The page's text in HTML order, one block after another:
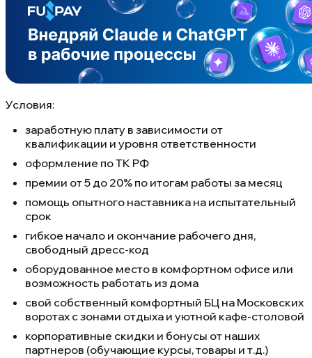
Условия:
заработную плату в зависимости от
квалификации и уровня ответственности
оформление по ТК РФ
премии от 5 до 20% по итогам работы за месяц
помощь опытного наставника на испытательный
срок
гибкое начало и окончание рабочего дня,
свободный дресс-код
оборудованное место в комфортном офисе или
возможность работать из дома
свой собственный комфортный БЦ на Московских
воротах с зонами отдыха и уютной кафе-столовой
корпоративные скидки и бонусы от наших
партнеров (обучающие курсы, товары и т.д.)